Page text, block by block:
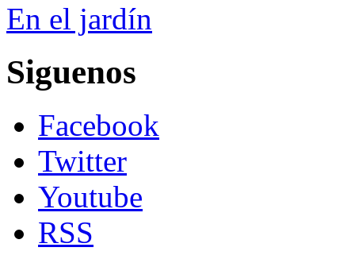
En el jardín
Siguenos
Facebook
Twitter
Youtube
RSS